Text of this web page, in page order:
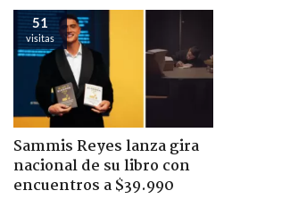
51
visitas
Sammis Reyes lanza gira
nacional de su libro con
encuentros a $39.990